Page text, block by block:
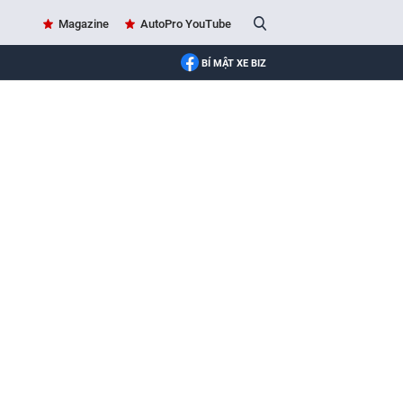
Magazine AutoPro YouTube
BÍ MẬT XE BIZ